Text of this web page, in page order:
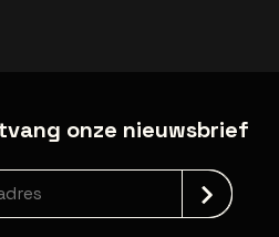
onze nieuwsbrief